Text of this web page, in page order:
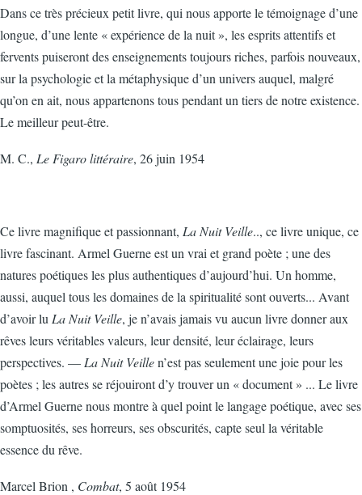
Dans ce très précieux petit livre, qui nous apporte le témoignage d’une
longue, d’une lente « expérience de la nuit », les esprits attentifs et
fervents puiseront des enseignements toujours riches, parfois nouveaux,
sur la psychologie et la métaphysique d’un univers auquel, malgré
qu’on en ait, nous appartenons tous pendant un tiers de notre existence.
Le meilleur peut-être.
M. C., Le Figaro littéraire, 26 juin 1954
Ce livre magnifique et passionnant, La Nuit Veille.., ce livre unique, ce
livre fascinant. Armel Guerne est un vrai et grand poète ; une des
natures poétiques les plus authentiques d’aujourd’hui. Un homme,
aussi, auquel tous les domaines de la spiritualité sont ouverts... Avant
d’avoir lu La Nuit Veille, je n’avais jamais vu aucun livre donner aux
rêves leurs véritables valeurs, leur densité, leur éclairage, leurs
perspectives. — La Nuit Veillen’est pas seulement une joie pour les
poètes ; les autres se réjouiront d’y trouver un « document » ... Le livre
d’Armel Guerne nous montre à quel point le langage poétique, avec ses
somptuosités, ses horreurs, ses obscurités, capte seul la véritable
essence du rêve.
Marcel Brion , Combat, 5 août 1954